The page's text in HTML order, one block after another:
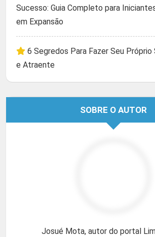
Sucesso: Guia Completo para
em Expansão
6 Segredos Para Fazer Seu
e Atraente
SOBRE O AUTOR
Josué Mota, autor do portal